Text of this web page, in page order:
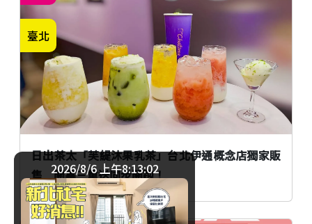
日出茶太「芙緹沐果乳茶」台北伊通概念店獨家販
售 開幕三重送同步開跑！
臺北
2026/8/6 上午8:13:04